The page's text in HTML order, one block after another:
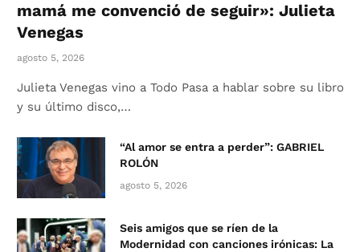
mamá me convenció de seguir»: Julieta
Venegas
agosto 5, 2026
Julieta Venegas vino a Todo Pasa a hablar sobre su libro
y su último disco,…
“Al amor se entra a perder”: GABRIEL
ROLÓN
agosto 5, 2026
Seis amigos que se ríen de la
Modernidad con canciones irónicas: La